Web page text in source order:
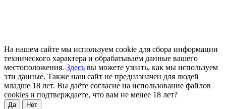
На нашем сайте мы используем cookie для сбора информации
технического характера и обрабатываем данные вашего
местоположения. Здесь вы можете узнать, как мы используем
эти данные. Также наш сайт не предназначен для людей
младше 18 лет. Вы даёте согласие на использование файлов
cookies и подтверждаете, что вам не менее 18 лет?
Да Нет